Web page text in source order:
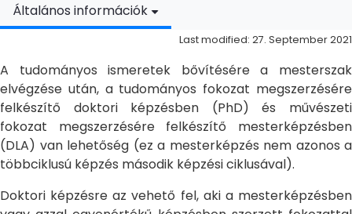
Általános információk
Last modified: 27. September 2021
A tudományos ismeretek bővítésére a mesterszak
elvégzése után, a tudományos fokozat megszerzésére
felkészítő doktori képzésben (PhD) és művészeti
fokozat megszerzésére felkészítő mesterképzésben
(DLA) van lehetőség (ez a mesterképzés nem azonos a
többciklusú képzés második képzési ciklusával).
Doktori képzésre az vehető fel, aki a mesterképzésben